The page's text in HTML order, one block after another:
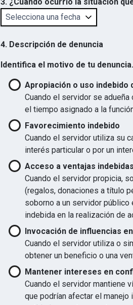
4. Descripción de denuncia
Identifica el motivo de tu denuncia.
Apropiación o uso
Cuando el servidor se
el tiempo asignado a la
Favorecimiento indebido
Cuando el servidor utiliza su
interés particular o por un
Acceso a ventajas
Cuando el servidor propicia,
(regalos, donaciones a título
soborno a un servidor público
indebida en la realización de
Invocación de influencias
Cuando el servidor utiliza o
obtener un beneficio o una
Mantener intereses en
Cuando el servidor mantiene
que podrían afectar el